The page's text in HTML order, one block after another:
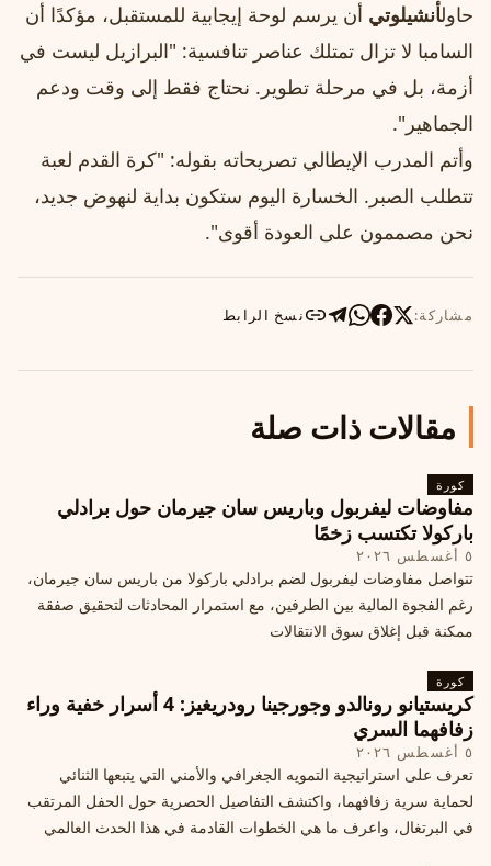
حاولأنشيلوتي أن يرسم لوحة إيجابية للمستقبل، مؤكدًا أن
السامبا لا تزال تمتلك عناصر تنافسية: "البرازيل ليست في
أزمة، بل في مرحلة تطوير. نحتاج فقط إلى وقت ودعم
الجماهير".
وأتم المدرب الإيطالي تصريحاته بقوله: "كرة القدم لعبة
تتطلب الصبر. الخسارة اليوم ستكون بداية لنهوض جديد،
نحن مصممون على العودة أقوى".
مشاركة: نسخ الرابط
مقالات ذات صلة
كورة
مفاوضات ليفربول وباريس سان جيرمان حول برادلي
باركولا تكتسب زخمًا
٥ أغسطس ٢٠٢٦
تتواصل مفاوضات ليفربول لضم برادلي باركولا من باريس سان جيرمان،
رغم الفجوة المالية بين الطرفين، مع استمرار المحادثات لتحقيق صفقة
ممكنة قبل إغلاق سوق الانتقالات
كورة
كريستيانو رونالدو وجورجينا رودريغيز: 4 أسرار خفية وراء
زفافهما السري
٥ أغسطس ٢٠٢٦
تعرف على استراتيجية التمويه الجغرافي والأمني التي يتبعها الثنائي
لحماية سرية زفافهما، واكتشف التفاصيل الحصرية حول الحفل المرتقب
في البرتغال، واعرف ما هي الخطوات القادمة في هذا الحدث العالمي